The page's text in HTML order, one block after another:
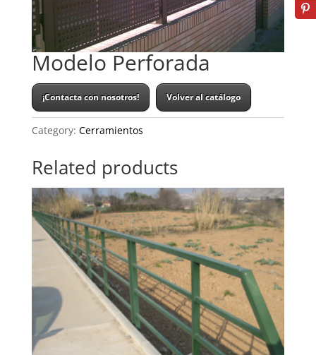
Modelo Perforada
¡Contacta con nosotros! Volver al catálogo
Category: Cerramientos
Related products